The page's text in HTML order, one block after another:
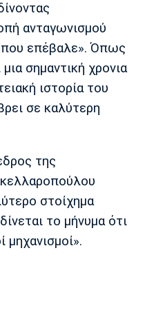
Μπενφίκα
ανταγωνισμού
που επέβαλε». Όπως
σημαντική χρονια
ιστορία του
σε καλύτερη
της
στοίχημα
το μήνυμα ότι
μηχανισμοί».